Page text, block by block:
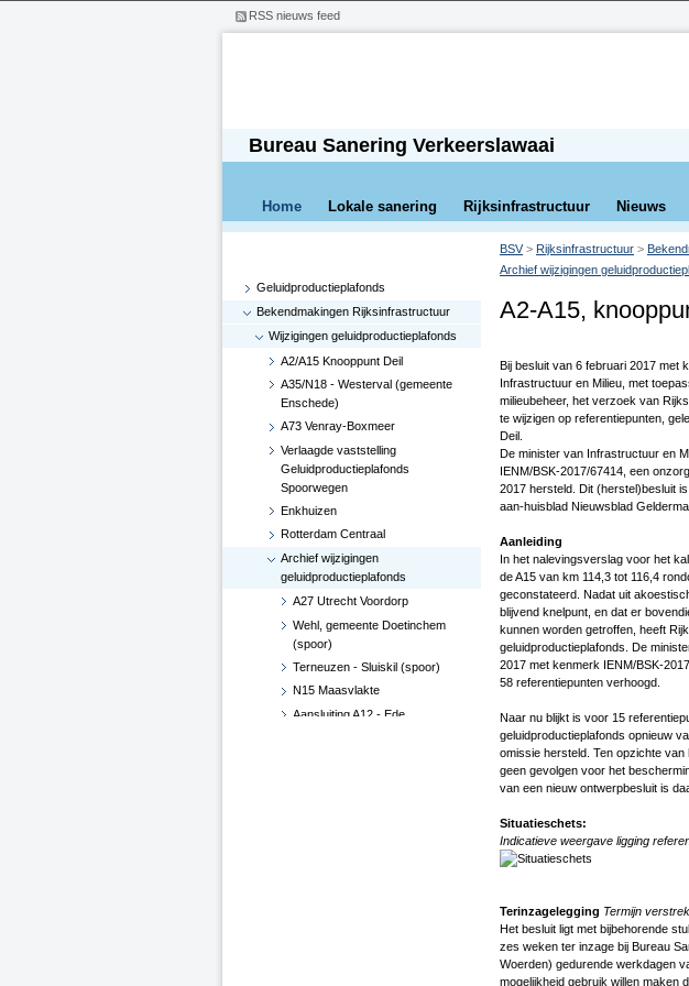
Bureau Sanering Verkeerslawaai
Home Lokale sanering Rijksinfrastructuur Nieuws
BSV> Rijksinfrastructuur >
Archief wijzigingen
A2-A15,
Bij besluit van 6 februari 2017 met
Infrastructuur en Milieu, met
milieubeheer, het verzoek van
te wijzigen op referentiepunten,
Deil.
De minister van Infrastructuur en
IENM/BSK-2017/67414, een
2017 hersteld. Dit (herstel)besluit
aan-huisblad Nieuwsblad
Aanleiding
In het nalevingsverslag voor het
de A15 van km 114,3 tot 116,4
geconstateerd. Nadat uit
blijvend knelpunt, en dat er
kunnen worden getroffen, heeft
geluidproductieplafonds. De
2017 met kenmerk IENM/BSK-
58 referentiepunten verhoogd.
Naar nu blijkt is voor 15
geluidproductieplafonds opnieuw
omissie hersteld. Ten opzichte
geen gevolgen voor het
van een nieuw ontwerpbesluit is
Situatieschets:
Indicatieve weergave ligging
Terinzagelegging Termijn
Het besluit ligt met bijbehorende
zes weken ter inzage bij Bureau
Woerden) gedurende werkdagen
mogelijkheid gebruik willen maken
Geluidproductieplafonds
Bekendmakingen Rijksinfrastructuur
Wijzigingen geluidproductieplafonds
A2/A15 Knooppunt Deil
A35/N18 - Westerval (gemeente
Enschede)
A73 Venray-Boxmeer
Verlaagde vaststelling
Geluidproductieplafonds
Spoorwegen
Enkhuizen
Rotterdam Centraal
Archief wijzigingen
geluidproductieplafonds
A27 Utrecht Voordorp
Wehl, gemeente Doetinchem
(spoor)
Terneuzen - Sluiskil (spoor)
N15 Maasvlakte
Aansluiting A12 - Ede
RSS nieuws feed